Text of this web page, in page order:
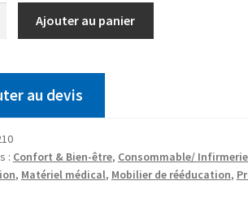
Ajouter au panier
au devis
: Confort & Bien-être, Consommable/
, Matériel médical, Mobilier de rééducation,